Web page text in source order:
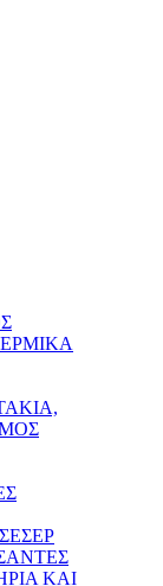
ΚΑΙ